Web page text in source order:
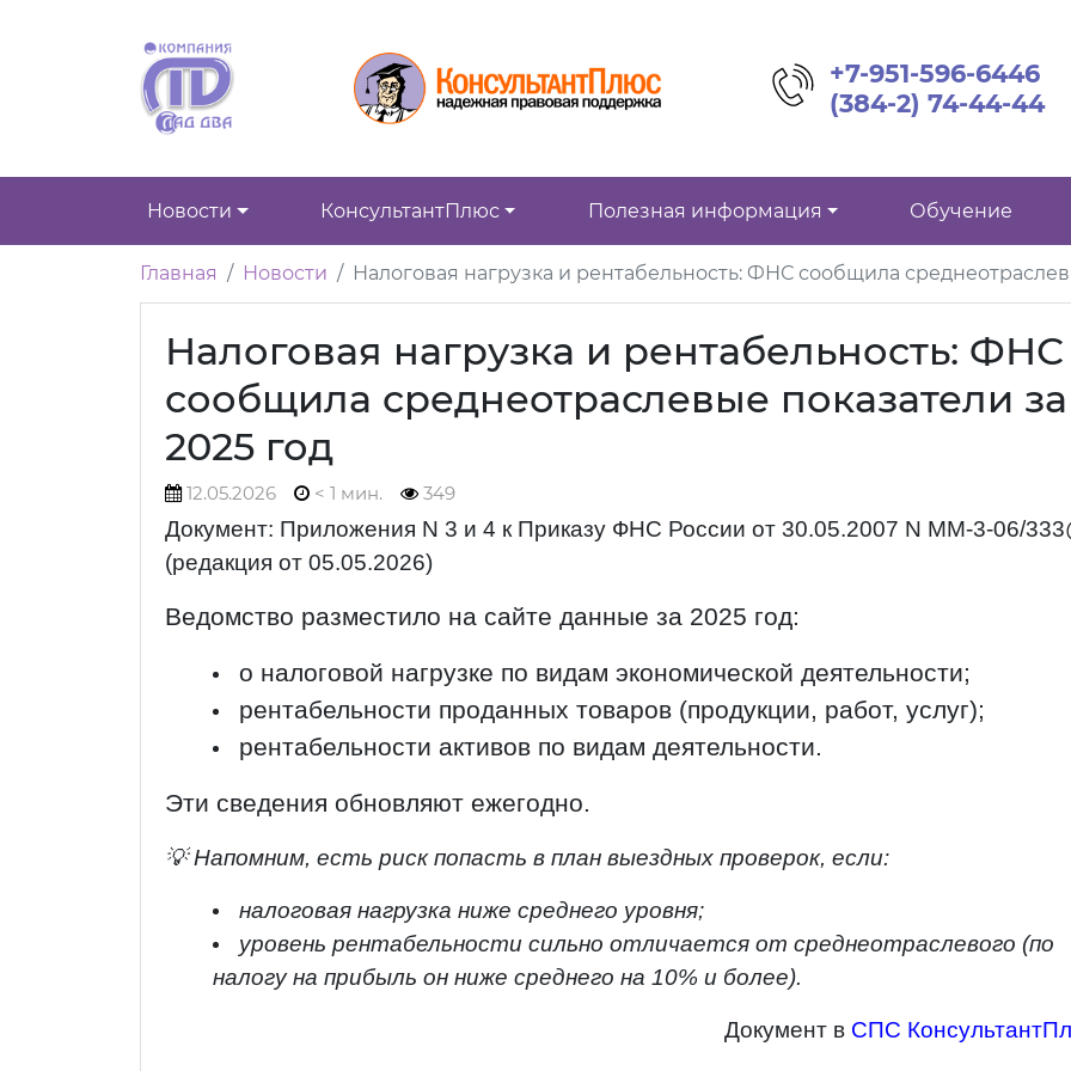
+7-951-596-6446
(384-2) 74-44-44
Новости КонсультантПлюс Полезная информация Обучение
Главная Новости Налоговая нагрузка и рентабельность: ФНС сообщила
Налоговая нагрузка и рентабельность: ФНС
сообщила среднеотраслевые показатели за
2025 год
12.05.2026 < 1 мин. 349
Документ: Приложения N 3 и 4 к Приказу ФНС России от 30.05.2007 N ММ-3-06/
(редакция от 05.05.2026)
Ведомство разместило на сайте данные за 2025 год:
о налоговой нагрузке по видам экономической деятельности;
рентабельности проданных товаров (продукции, работ, услуг);
рентабельности активов по видам деятельности.
Эти сведения обновляют ежегодно.
💡 Напомним, есть риск попасть в план выездных проверок, если:
налоговая нагрузка ниже среднего уровня;
уровень рентабельности сильно отличается от среднеотраслевого (по
налогу на прибыль он ниже среднего на 10% и более).
Документ в СПС